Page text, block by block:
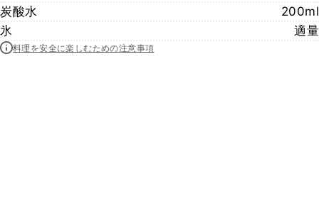
炭酸水
200ml
氷
適量
料理を安全に楽しむための注意事項